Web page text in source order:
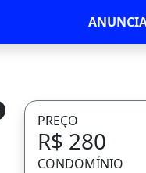
PREÇO
R$ 280
CONDOMÍNIO